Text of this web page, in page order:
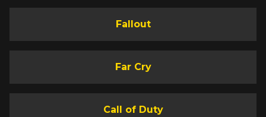
Fallout
Far Cry
Call of Duty